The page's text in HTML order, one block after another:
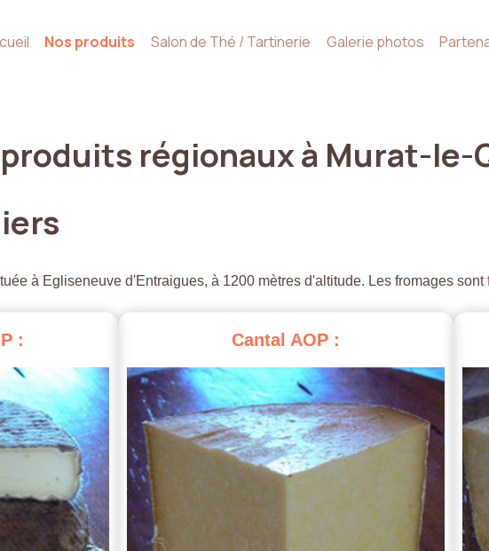
Nos produits Salon de Thé / Tartinerie Galerie photos
produits régionauxà Murat-le-
à Egliseneuve d'Entraigues, à 1200 mètres d'altitude. Les fromages
: Cantal AOP :